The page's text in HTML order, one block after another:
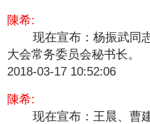
陳希:
现在宣布：杨振武同
大会常务委员会秘书长。
2018-03-17 10:52:06
陳希:
现在宣布：王晨、曹